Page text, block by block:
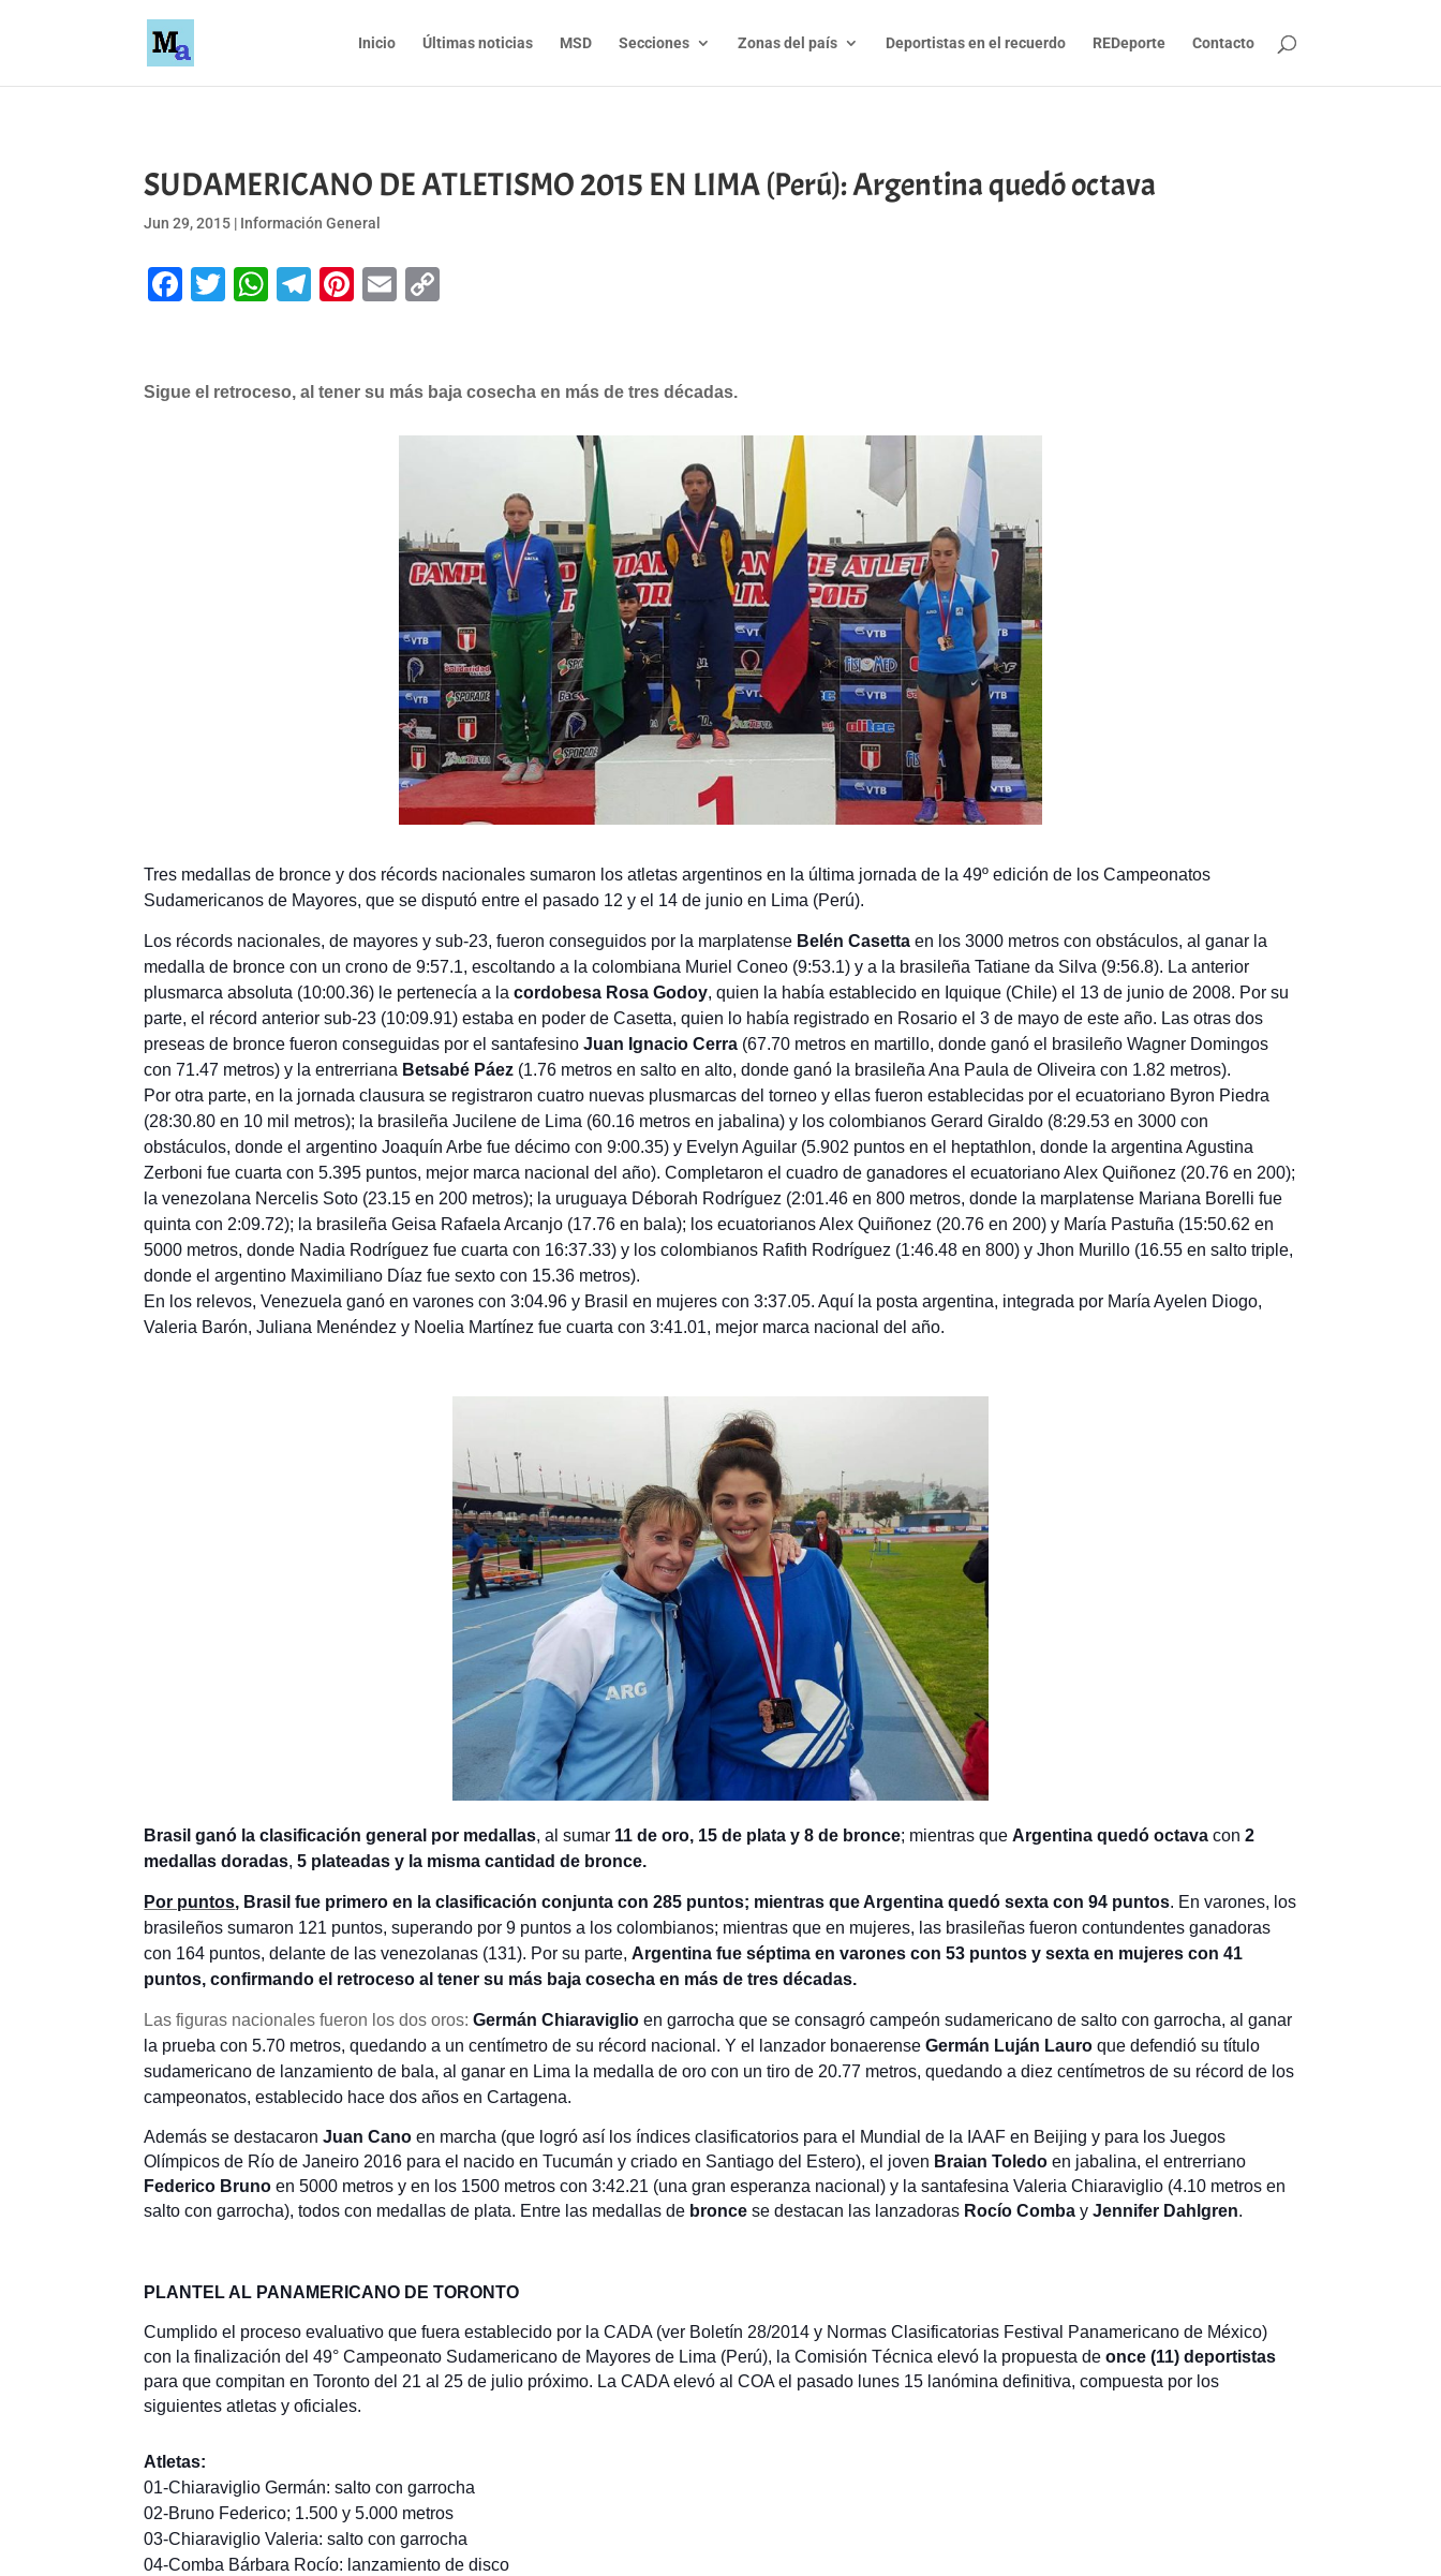
Inicio Últimas noticias MSD Secciones Zonas del país Deportistas en el recuerdo REDeporte Contacto
SUDAMERICANO DE ATLETISMO 2015 EN LIMA (Perú): Argentina quedó octava
Jun 29, 2015 | Información General
Facebook
Twitter
WhatsApp
Telegram
Pinterest
Email
Sigue el retroceso, al tener su más baja cosecha en más de tres décadas.
Tres medallas de bronce y dos récords nacionales sumaron los atletas argentinos en la última jornada de la49º edición de los Campeonatos
Sudamericanos de Mayores, que se disputó entre el pasado 12 y el 14 de junioen Lima (Perú).
Los récords nacionales, de mayores y sub-23, fueron conseguidos por la marplatense Belén Casetta en los 3000 metros con obstáculos, al ganar la
medalla de bronce con un crono de 9:57.1, escoltando a la colombiana Muriel Coneo (9:53.1) y a la brasileña Tatiane da Silva (9:56.8). La anterior
plusmarca absoluta (10:00.36) le pertenecía a lacordobesa Rosa Godoy, quien la había establecido en Iquique (Chile) el 13 de junio de 2008. Por su
parte, el récord anterior sub-23 (10:09.91) estaba en poder de Casetta, quien lo había registrado en Rosario el 3 de mayo de este año. Las otras dos
preseas de bronce fueron conseguidas por el santafesinoJuan Ignacio Cerra (67.70 metros en martillo, donde ganó el brasileño Wagner Domingos
con 71.47 metros) y la entrerriana Betsabé Páez (1.76 metros en salto en alto, donde ganó la brasileña Ana Paula de Oliveira con 1.82 metros).
Por otra parte, en la jornada clausura se registraron cuatro nuevas plusmarcas del torneo y ellas fueron establecidas por el ecuatoriano Byron Piedra
(28:30.80 en 10 mil metros); la brasileña Jucilene de Lima (60.16 metros en jabalina) y los colombianos Gerard Giraldo (8:29.53 en 3000 con
obstáculos, donde el argentino Joaquín Arbe fue décimo con 9:00.35) y Evelyn Aguilar (5.902 puntos en el heptathlon, donde la argentina Agustina
Zerboni fue cuarta con 5.395 puntos, mejor marca nacional del año). Completaron el cuadro de ganadores el ecuatoriano Alex Quiñonez (20.76 en 200);
la venezolana Nercelis Soto (23.15 en 200 metros); la uruguaya Déborah Rodríguez (2:01.46 en 800 metros, donde la marplatense Mariana Borelli fue
quinta con 2:09.72); la brasileña Geisa Rafaela Arcanjo (17.76 en bala); los ecuatorianos Alex Quiñonez (20.76 en 200) y María Pastuña (15:50.62 en
5000 metros, donde Nadia Rodríguez fue cuarta con 16:37.33) y los colombianos Rafith Rodríguez (1:46.48 en 800) y Jhon Murillo (16.55 en salto triple,
donde el argentino Maximiliano Díaz fue sexto con 15.36 metros).
En los relevos, Venezuela ganó en varones con 3:04.96 y Brasil en mujeres con 3:37.05. Aquí la posta argentina, integrada por María Ayelen Diogo,
Valeria Barón, Juliana Menéndez y Noelia Martínez fue cuarta con 3:41.01, mejor marca nacional del año.
Brasil ganó la clasificación general por medallas, al sumar 11 de oro, 15 de plata y 8 de bronce; mientras que Argentina quedó octava con2
medallas doradas,5 plateadas y la misma cantidad de bronce.
Por puntos, Brasil fue primero en la clasificación conjunta con 285 puntos; mientras que Argentina quedó sexta con 94 puntos. En varones, los
brasileños sumaron 121 puntos, superando por 9 puntos a los colombianos; mientras que en mujeres, las brasileñas fueron contundentes ganadoras
con 164 puntos, delante de las venezolanas (131). Por su parte, Argentina fue séptima en varones con 53 puntos y sexta en mujeres con 41
puntos, confirmando el retroceso al tener su más baja cosecha en más de tres décadas.
Las figuras nacionales fueron los dos oros:Germán Chiaraviglio en garrocha que se consagró campeón sudamericano de salto con garrocha, al ganar
la prueba con 5.70 metros, quedando a un centímetro de su récord nacional. Y el lanzador bonaerenseGermán Luján Lauro que defendió su título
sudamericano de lanzamiento de bala, al ganar en Lima la medalla de oro con un tiro de 20.77 metros, quedando a diez centímetros de su récord de los
campeonatos, establecido hace dos años en Cartagena.
Además se destacaronJuan Cano en marcha (que logró así los índices clasificatorios para el Mundial de la IAAF en Beijing y para los Juegos
Olímpicos de Río de Janeiro 2016 para el nacido en Tucumán y criado en Santiago del Estero), el joven Braian Toledo en jabalina, el entrerriano
Federico Bruno en 5000 metros y en los 1500 metros con 3:42.21 (una gran esperanza nacional) y la santafesina Valeria Chiaraviglio (4.10 metros en
salto con garrocha), todos con medallas de plata. Entre las medallas de bronce se destacan las lanzadoras Rocío Comba yJennifer Dahlgren.
PLANTEL AL PANAMERICANO DE TORONTO
Cumplido el proceso evaluativo que fuera establecido por la CADA (ver Boletín 28/2014 y Normas Clasificatorias Festival Panamericano de México)
con la finalización del 49° Campeonato Sudamericano de Mayores de Lima (Perú), la Comisión Técnica elevó la propuesta deonce (11) deportistas
para que compitan en Toronto del 21 al 25 de julio próximo. La CADA elevó al COA el pasado lunes 15 lanómina definitiva, compuesta por los
siguientes atletas y oficiales.
Atletas:
01-Chiaraviglio Germán: salto con garrocha
02-Bruno Federico; 1.500 y 5.000 metros
03-Chiaraviglio Valeria: salto con garrocha
04-Comba Bárbara Rocío: lanzamiento de disco